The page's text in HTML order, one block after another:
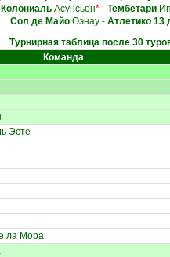
КолониальАсунсьон*- Тембетари
Сол де МайоОэнау- Атлетико 13
Турнирная таблица после 30
Команда
Эсте
ла Мора